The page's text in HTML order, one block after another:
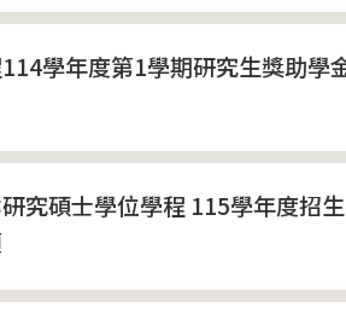
學年度第1學期研究生獎助學
究碩士學位學程 115學年度招